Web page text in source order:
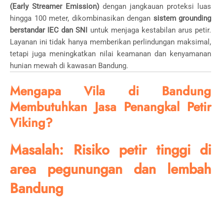
(Early Streamer Emission) dengan jangkauan proteksi luas
hingga 100 meter, dikombinasikan dengan sistem grounding
berstandar IEC dan SNI untuk menjaga kestabilan arus petir.
Layanan ini tidak hanya memberikan perlindungan maksimal,
tetapi juga meningkatkan nilai keamanan dan kenyamanan
hunian mewah di kawasan Bandung.
Mengapa Vila di Bandung
Membutuhkan Jasa Penangkal Petir
Viking?
Masalah: Risiko petir tinggi di
area pegunungan dan lembah
Bandung